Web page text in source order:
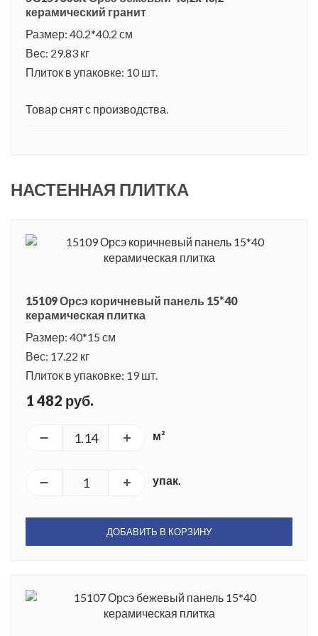
керамический гранит
Размер: 40.2*40.2 см
Вес: 29.83 кг
Плиток в упаковке: 10 шт.
Товар снят с производства.
НАСТЕННАЯ ПЛИТКА
15109 Орсэ коричневый панель 15*40
керамическая плитка
Размер: 40*15 см
Вес: 17.22 кг
Плиток в упаковке: 19 шт.
1 482 руб.
м²
упак.
ДОБАВИТЬ В КОРЗИНУ